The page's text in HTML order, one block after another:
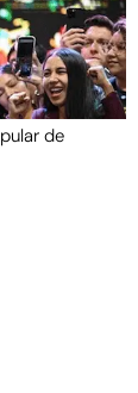
de